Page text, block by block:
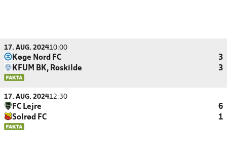
17. AUG. 202410:00
Køge Nord FC
3
KFUM BK, Roskilde
3
17. AUG. 202412:30
FC Lejre
6
Solrød FC
1